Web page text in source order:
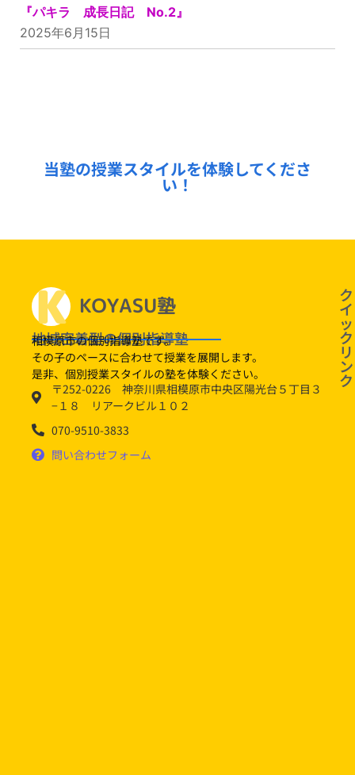
『パキラ 成長日記 No.2』
2025年6月15日
当塾の授業スタイルを体験してくださ
い！
地域密着型の個別指導塾
相模原市の個別指導塾です。
その子のペースに合わせて授業を展開します。
是非、個別授業スタイルの塾を体験ください。
〒252-0226 神奈川県相模原市中央区陽光台５丁目３
−１８ リアークビル１０２
070-9510-3833
問い合わせフォーム
ク
イ
ッ
ク
リ
ン
ク